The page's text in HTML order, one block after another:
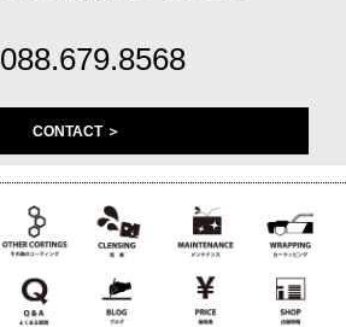
088.679.8568
CONTACT ＞